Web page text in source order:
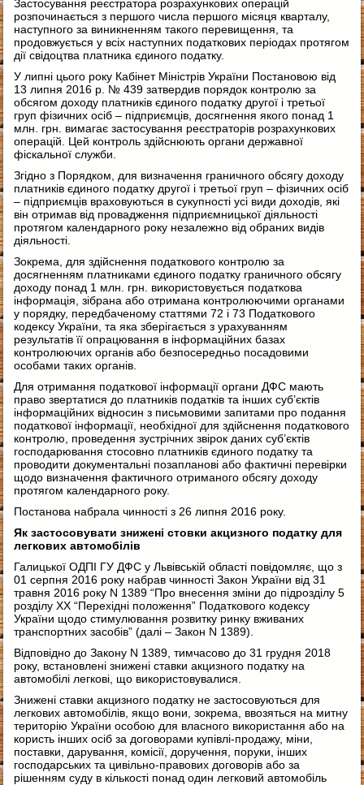
Застосування реєстратора розрахункових операцій
розпочинається з першого числа першого місяця кварталу,
наступного за виникненням такого перевищення, та
продовжується у всіх наступних податкових періодах протягом
дії свідоцтва платника єдиного податку.
У липні цього року Кабінет Міністрів України Постановою від
13 липня 2016 р. № 439 затвердив порядок контролю за
обсягом доходу платників єдиного податку другої і третьої
груп фізичних осіб – підприємців, досягнення якого понад 1
млн. грн. вимагає застосування реєстраторів розрахункових
операцій. Цей контроль здійснюють органи державної
фіскальної служби.
Згідно з Порядком, для визначення граничного обсягу доходу
платників єдиного податку другої і третьої груп – фізичних осіб
– підприємців враховуються в сукупності усі види доходів, які
він отримав від провадження підприємницької діяльності
протягом календарного року незалежно від обраних видів
діяльності.
Зокрема, для здійснення податкового контролю за
досягненням платниками єдиного податку граничного обсягу
доходу понад 1 млн. грн. використовується податкова
інформація, зібрана або отримана контролюючими органами
у порядку, передбаченому статтями 72 і 73 Податкового
кодексу України, та яка зберігається з урахуванням
результатів її опрацювання в інформаційних базах
контролюючих органів або безпосередньо посадовими
особами таких органів.
Для отримання податкової інформації органи ДФС мають
право звертатися до платників податків та інших суб’єктів
інформаційних відносин з письмовими запитами про подання
податкової інформації, необхідної для здійснення податкового
контролю, проведення зустрічних звірок даних суб’єктів
господарювання стосовно платників єдиного податку та
проводити документальні позапланові або фактичні перевірки
щодо визначення фактичного отриманого обсягу доходу
протягом календарного року.
Постанова набрала чинності з 26 липня 2016 року.
Як застосовувати знижені стовки акцизного податку для
легкових автомобілів
Галицької ОДПІ ГУ ДФС у Львівській області повідомляє, що з
01 серпня 2016 року набрав чинності Закон України від 31
травня 2016 року N 1389 “Про внесення зміни до підрозділу 5
розділу XX “Перехідні положення” Податкового кодексу
України щодо стимулювання розвитку ринку вживаних
транспортних засобів” (далі – Закон N 1389).
Відповідно до Закону N 1389, тимчасово до 31 грудня 2018
року, встановлені знижені ставки акцизного податку на
автомобілі легкові, що використовувалися.
Знижені ставки акцизного податку не застосовуються для
легкових автомобілів, якщо вони, зокрема, ввозяться на митну
територію України особою для власного використання або на
користь інших осіб за договорами купівлі-продажу, міни,
поставки, дарування, комісії, доручення, поруки, інших
господарських та цивільно-правових договорів або за
рішенням суду в кількості понад один легковий автомобіль